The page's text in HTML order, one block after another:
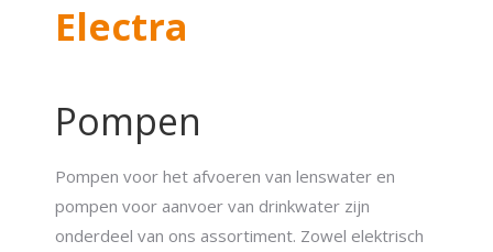
Electra
Pompen
Pompen voor het afvoeren van lenswater en
pompen voor aanvoer van drinkwater zijn
onderdeel van ons assortiment. Zowel elektrisch